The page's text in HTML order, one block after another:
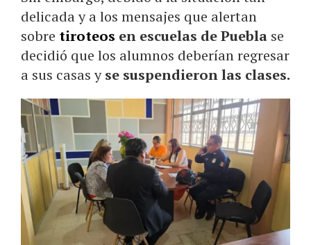
delicada y a los mensajes que alertan
sobre tiroteos en escuelas de Puebla se
decidió que los alumnos deberían regresar
a sus casas yse suspendieron las clases.